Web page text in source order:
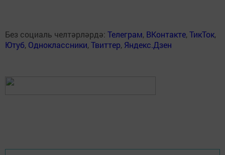
Без социаль челтәрләрдә: Телеграм, ВКонтакте,ТикТок,
Ютуб, Одноклассники,Твиттер, Яндекс.Дзен